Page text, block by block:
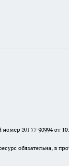
ЭЛ 77-90994 от
обязательна, в